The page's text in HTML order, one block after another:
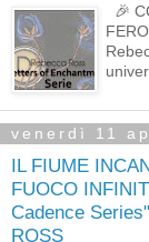
🎉
venerdì 11
IL FIUME
FUOCO
Cadence
ROSS